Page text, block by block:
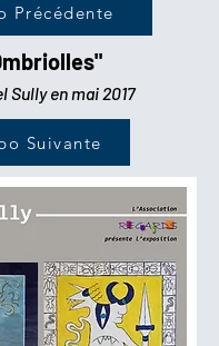
Précédente
Sully en mai 2017
Suivante